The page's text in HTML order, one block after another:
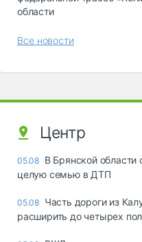
области
Все новости
Центр
05.08 В Брянской области
целую семью в ДТП
05.08 Часть дороги из
расширить до четырех